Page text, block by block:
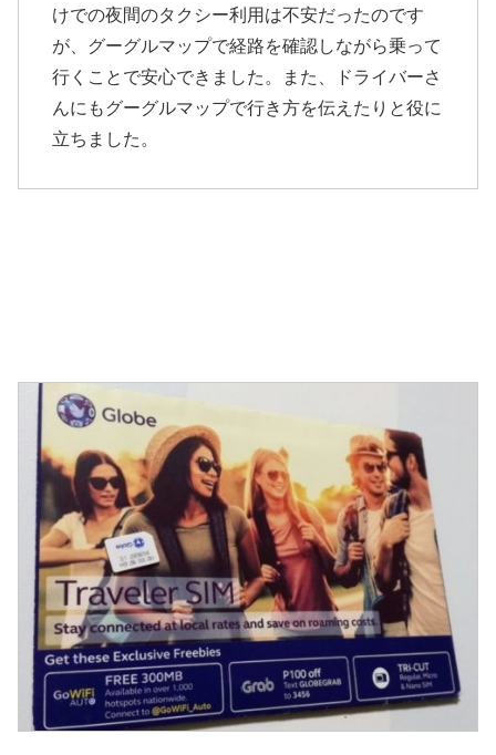
けでの夜間のタクシー利用は不安だったのです
が、グーグルマップで経路を確認しながら乗って
行くことで安心できました。また、ドライバーさ
んにもグーグルマップで行き方を伝えたりと役に
立ちました。